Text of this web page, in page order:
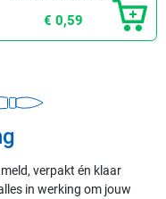
€ 0,59
verpakt én klaar
in werking om jouw